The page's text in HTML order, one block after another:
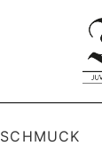
SCHMUCK